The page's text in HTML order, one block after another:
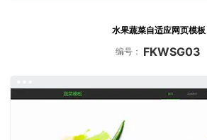
水果蔬菜自适应网页模板
编号： FKWSG03